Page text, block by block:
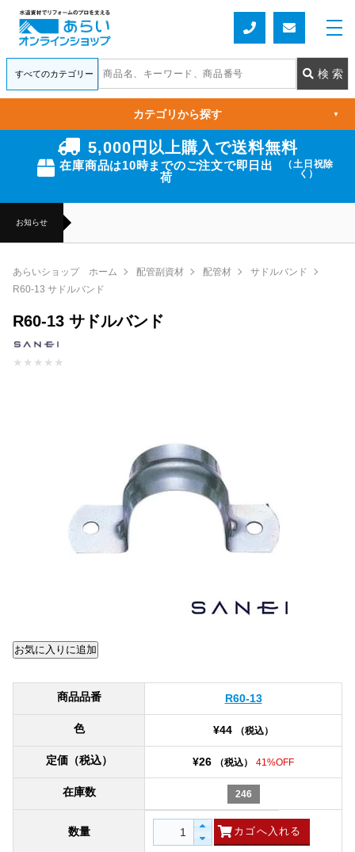
5,000円以上購入で送料無料
在庫商品は10時までのご注文で即日出
荷
（土日祝除
く）
お知らせ
カテゴリから探す ▼
あらいショップ ホーム 配管副資材 配管材
サドルバンド
R60-13 サドルバンド
R60-13 サドルバンド
★ ★ ★ ★ ★
商品品番 R60-13
色 ¥44 （税込）
定価（税込） ¥26 （税込） 41%OFF
在庫数 246
数量